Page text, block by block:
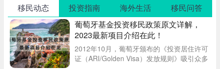
移民动态 投资指南 海外生活
移民问答
葡萄牙基金投资移民政策原文详解，
2023最新项目介绍在此！
2012年10月，葡萄牙颁布的《投资居住许可
证（ARI/Golden Visa）发放规则》吸引众多